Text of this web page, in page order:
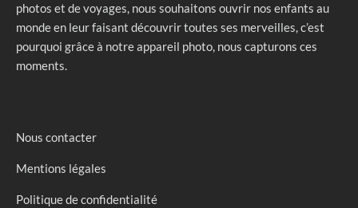
photos et de voyages, nous souhaitons ouvrir nos enfants au
monde en leur faisant découvrir toutes ses merveilles, c’est
pourquoi grâce à notre appareil photo, nous capturons ces
moments.
Nous contacter
Mentions légales
Politique de confidentialité